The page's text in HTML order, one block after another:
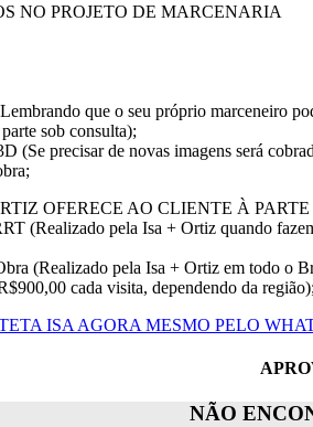
NO PROJETO DE MARCENARIA
que o seu próprio marceneiro
sob consulta);
(Se precisar de novas imagens será
OFERECE AO CLIENTE À
(Realizado pela Isa + Ortiz quando
(Realizado pela Isa + Ortiz em todo o
cada visita, dependendo da região);
ISA AGORA MESMO PELO
NÃO